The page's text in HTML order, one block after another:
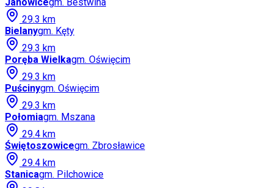
29.3 km
Bielanygm. Kęty
29.3 km
Poręba Wielkagm. Oświęcim
29.3 km
Puścinygm. Oświęcim
29.3 km
Połomiagm. Mszana
29.4 km
Świętoszowicegm. Zbrosławice
29.4 km
Stanicagm. Pilchowice